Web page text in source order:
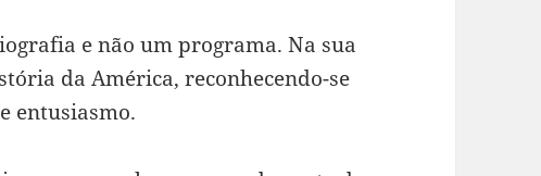
e não um programa. Na sua
da América, reconhecendo-se
entusiasmo.